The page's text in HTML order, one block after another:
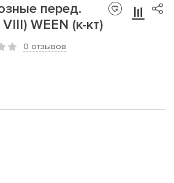
перед.
WEEN (к-кт)
0 отзывов